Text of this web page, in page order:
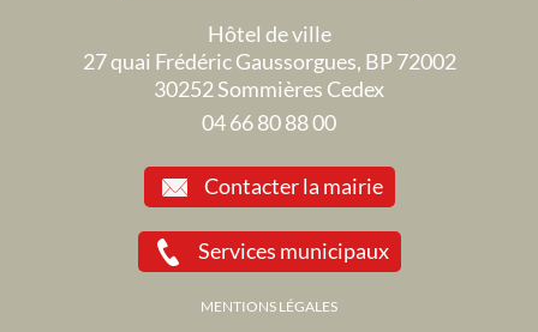
Hôtel de ville
27 quai Frédéric Gaussorgues, BP 72002
30252 Sommières Cedex
04 66 80 88 00
Contacter la mairie
Services municipaux
MENTIONS LÉGALES